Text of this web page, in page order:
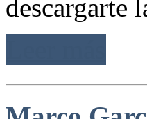
descargarte